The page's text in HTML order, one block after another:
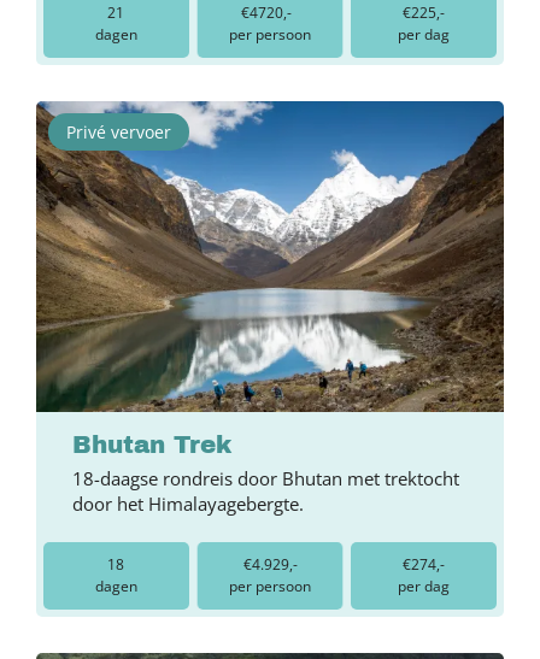
21
dagen
€4720,-
per persoon
€225,-
per dag
Privé vervoer
Bhutan Trek
18-daagse rondreis door Bhutan met trektocht
door het Himalayagebergte.
18
dagen
€4.929,-
per persoon
€274,-
per dag